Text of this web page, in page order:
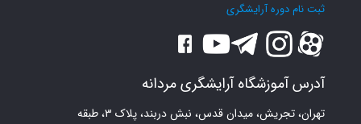
ثبت نام دوره آرایشگری
آدرس آموزشگاه آرایشگری مردانه
تهران، تجریش، میدان قدس، نبش دربند، پلاک ۳، طبقه